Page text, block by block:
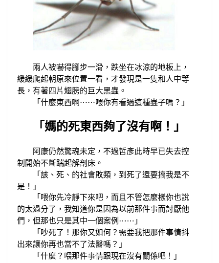
兩人被嚇得腳步一滑，跌坐在冰涼的地板上，
緩緩爬起朝原來位置一看，才發現是一隻和人中等
長，有著四片翅膀的巨大黑蟲。
「什麼東西啊⋯⋯喂你有看過這種蟲子嗎？」
「媽的死東西夠了沒有啊！ 」
阿康仍然驚魂未定，不過哲彥此時早已失去控
制開始不斷踹起解剖床。
「 該 、 死 、 的社會敗類，到死了還要搞我是不
是！
」
「喂你先冷靜下來吧 ， 而且不管怎麼樣你也說
的太過分了， 我知道你是因為以前那件事而討厭他
們，但那也只是其中一個案例⋯⋯ 」
「吵死了！那你又如何？需要我把那件事情抖
出來讓你再也當不了法醫嗎？ 」
「 什麼？喂那件事情跟現在沒有關係吧！ 」